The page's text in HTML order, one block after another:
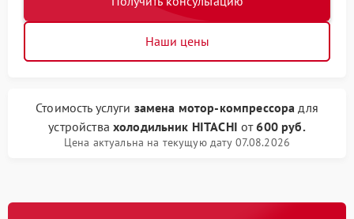
Наши цены
Стоимость услуги замена мотор-компрессора для
устройства холодильник HITACHI от600 руб.
Цена актуальна на текущую дату 07.08.2026